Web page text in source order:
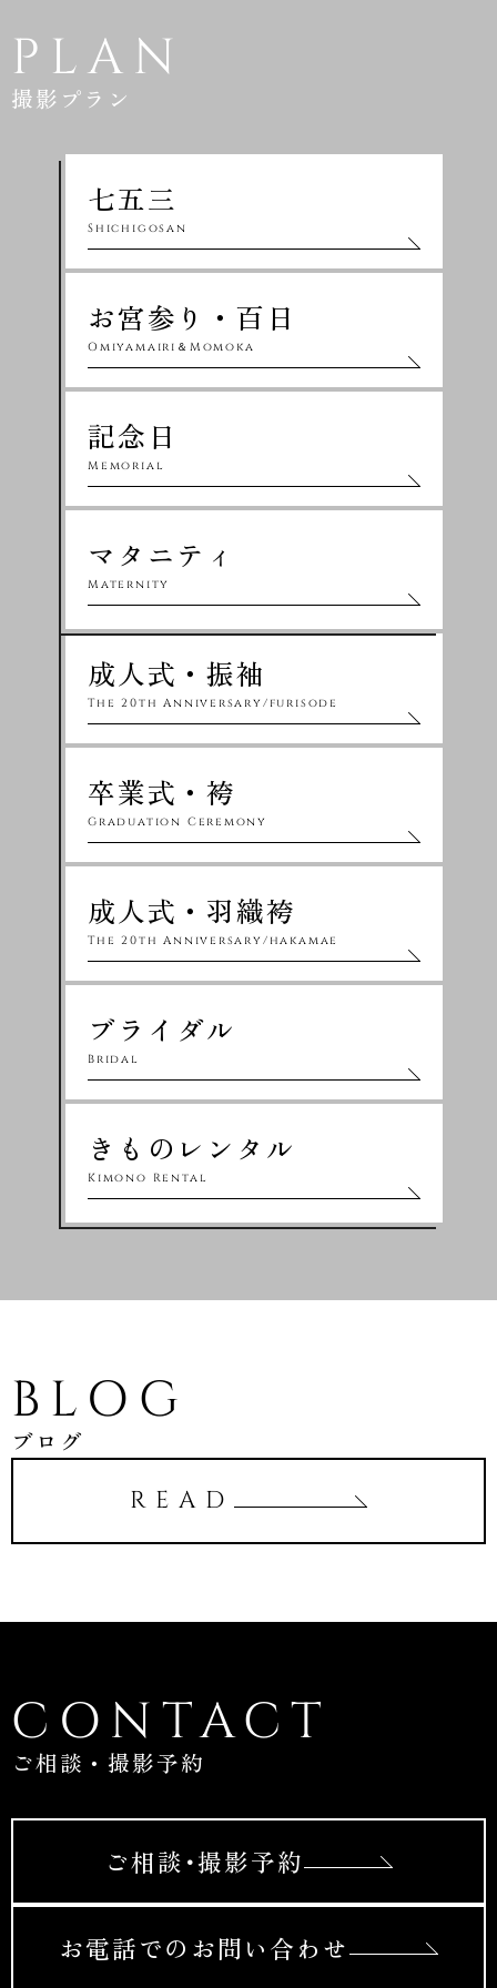
PLAN
撮影プラン
七五三
Shichigosan
成人式・振袖
The 20th Anniversary/furisode
お宮参り・百日
Omiyamairi＆Momoka
卒業式・袴
Graduation Ceremony
記念日
Memorial
成人式・羽織袴
The 20th Anniversary/hakamae
マタニティ
Maternity
ブライダル
Bridal
きものレンタル
Kimono Rental
BLOG
ブログ
READ
CONTACT
ご相談・撮影予約
ご相談･撮影予約
お電話でのお問い合わせ